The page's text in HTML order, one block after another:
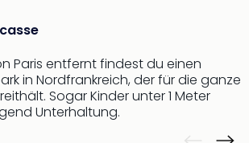
Paris entfernt findest du einen
in Nordfrankreich, der für die ganze
Sogar Kinder unter 1 Meter
Unterhaltung.